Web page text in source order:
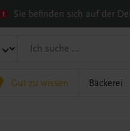
Sie befinden sich auf der
Gut zu wissen Bäckerei